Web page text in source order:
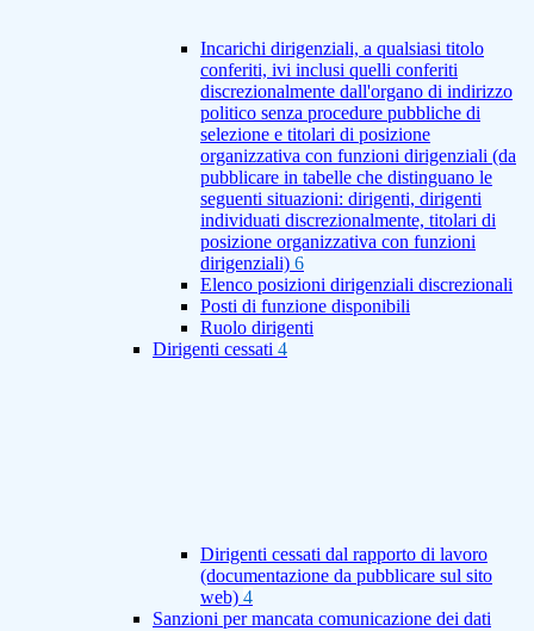
Incarichi dirigenziali, a qualsiasi titolo
conferiti, ivi inclusi quelli conferiti
discrezionalmente dall'organo di indirizzo
politico senza procedure pubbliche di
selezione e titolari di posizione
organizzativa con funzioni dirigenziali (da
pubblicare in tabelle che distinguano le
seguenti situazioni: dirigenti, dirigenti
individuati discrezionalmente, titolari di
posizione organizzativa con funzioni
dirigenziali) 6
Elenco posizioni dirigenziali discrezionali
Posti di funzione disponibili
Ruolo dirigenti
Dirigenti cessati 4
Dirigenti cessati dal rapporto di lavoro
(documentazione da pubblicare sul sito
web) 4
Sanzioni per mancata comunicazione dei dati